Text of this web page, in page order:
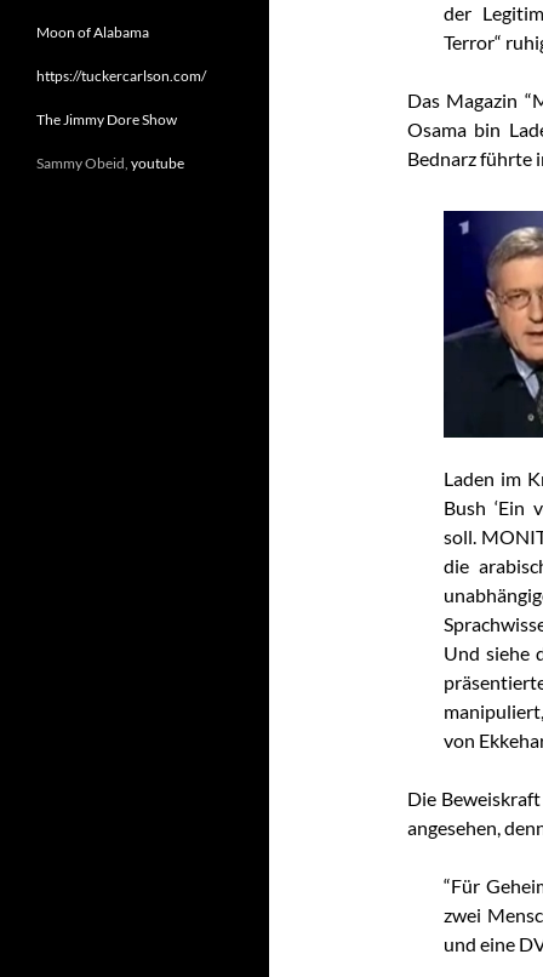
der
Terror“
Das Magazin
Osama bin
Bednarz führte
Laden im
Bush ‘Ein
soll.
die
Und siehe
von
Die
angesehen,
“Für
zwei
und eine
Moon of Alabama
https://tuckercarlson.com/
The Jimmy Dore Show
Sammy Obeid, youtube